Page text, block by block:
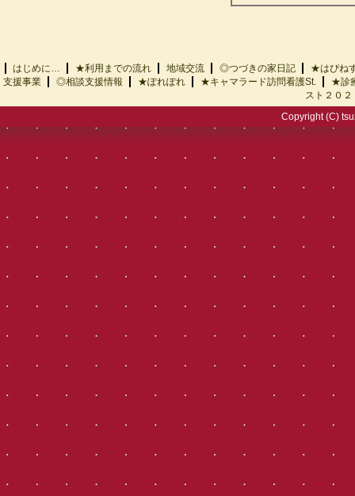
はじめに… ★利用までの流れ 地域交流 ◎つづきの家日記
★はぴ
支援事業
◎相談支援情報 ★ぽれぽれ ★キャマラード訪問看護St.
★診
スト２０２
Copyright (C)